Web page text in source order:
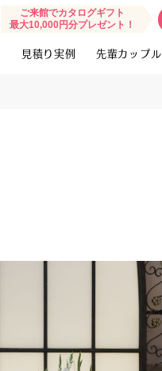
ご来館でカタログギフト
最大10,000円分プレゼント！
見積り実例 先輩カップル